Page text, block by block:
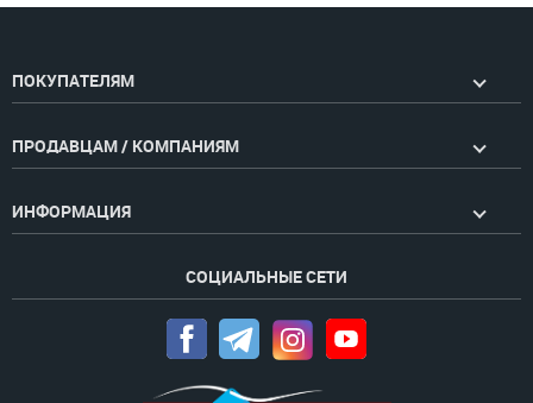
ПОКУПАТЕЛЯМ
ПРОДАВЦАМ / КОМПАНИЯМ
ИНФОРМАЦИЯ
СОЦИАЛЬНЫЕ СЕТИ